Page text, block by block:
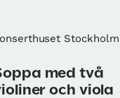
Stockholm
med två
och viola